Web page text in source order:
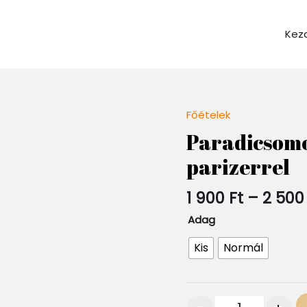
Főételek
parizerrel
1 900 Ft – 2 500
Adag
Kis Normál